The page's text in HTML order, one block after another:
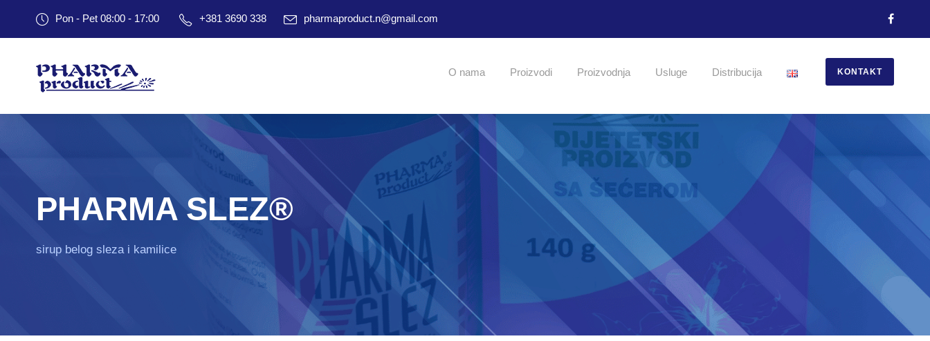
Pon - Pet 08:00 - 17:00 +381 3690 338 pharmaproduct.n@gmail.com
O nama Proizvodi Proizvodnja Usluge Distribucija KONTAKT
PHARMA SLEZ®
sirup belog sleza i kamilice